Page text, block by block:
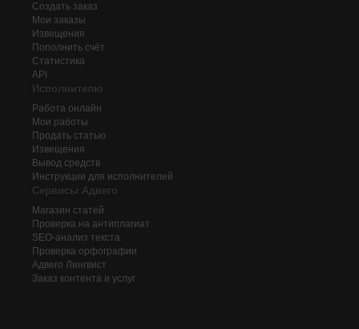
Создать заказ
Мои заказы
Извещения
Пополнить счёт
Статистика
API
Исполнителю
Работа онлайн
Мои работы
Продать статью
Извещения
Вывод средств
Инструкции для исполнителей
Сервисы Адвего
Магазин статей
Проверка на антиплагиат
SEO-анализ текста
Проверка орфографии
Адвего Лингвист
Заказ контента и услуг